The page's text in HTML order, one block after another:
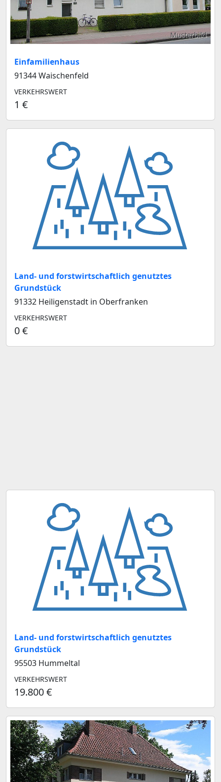
Musterbild
Einfamilienhaus
91344 Waischenfeld
VERKEHRSWERT
1 €
Land- und forstwirtschaftlich genutztes
Grundstück
91332 Heiligenstadt in Oberfranken
VERKEHRSWERT
0 €
Land- und forstwirtschaftlich genutztes
Grundstück
95503 Hummeltal
VERKEHRSWERT
19.800 €